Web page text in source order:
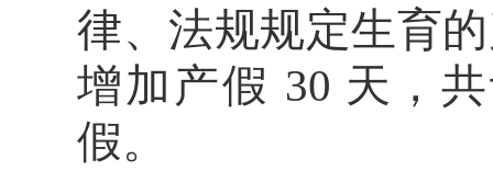
律、法规规定生育
增加产假 30 天，
假。